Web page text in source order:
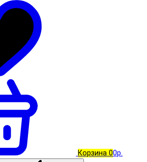
Корзина 00р.